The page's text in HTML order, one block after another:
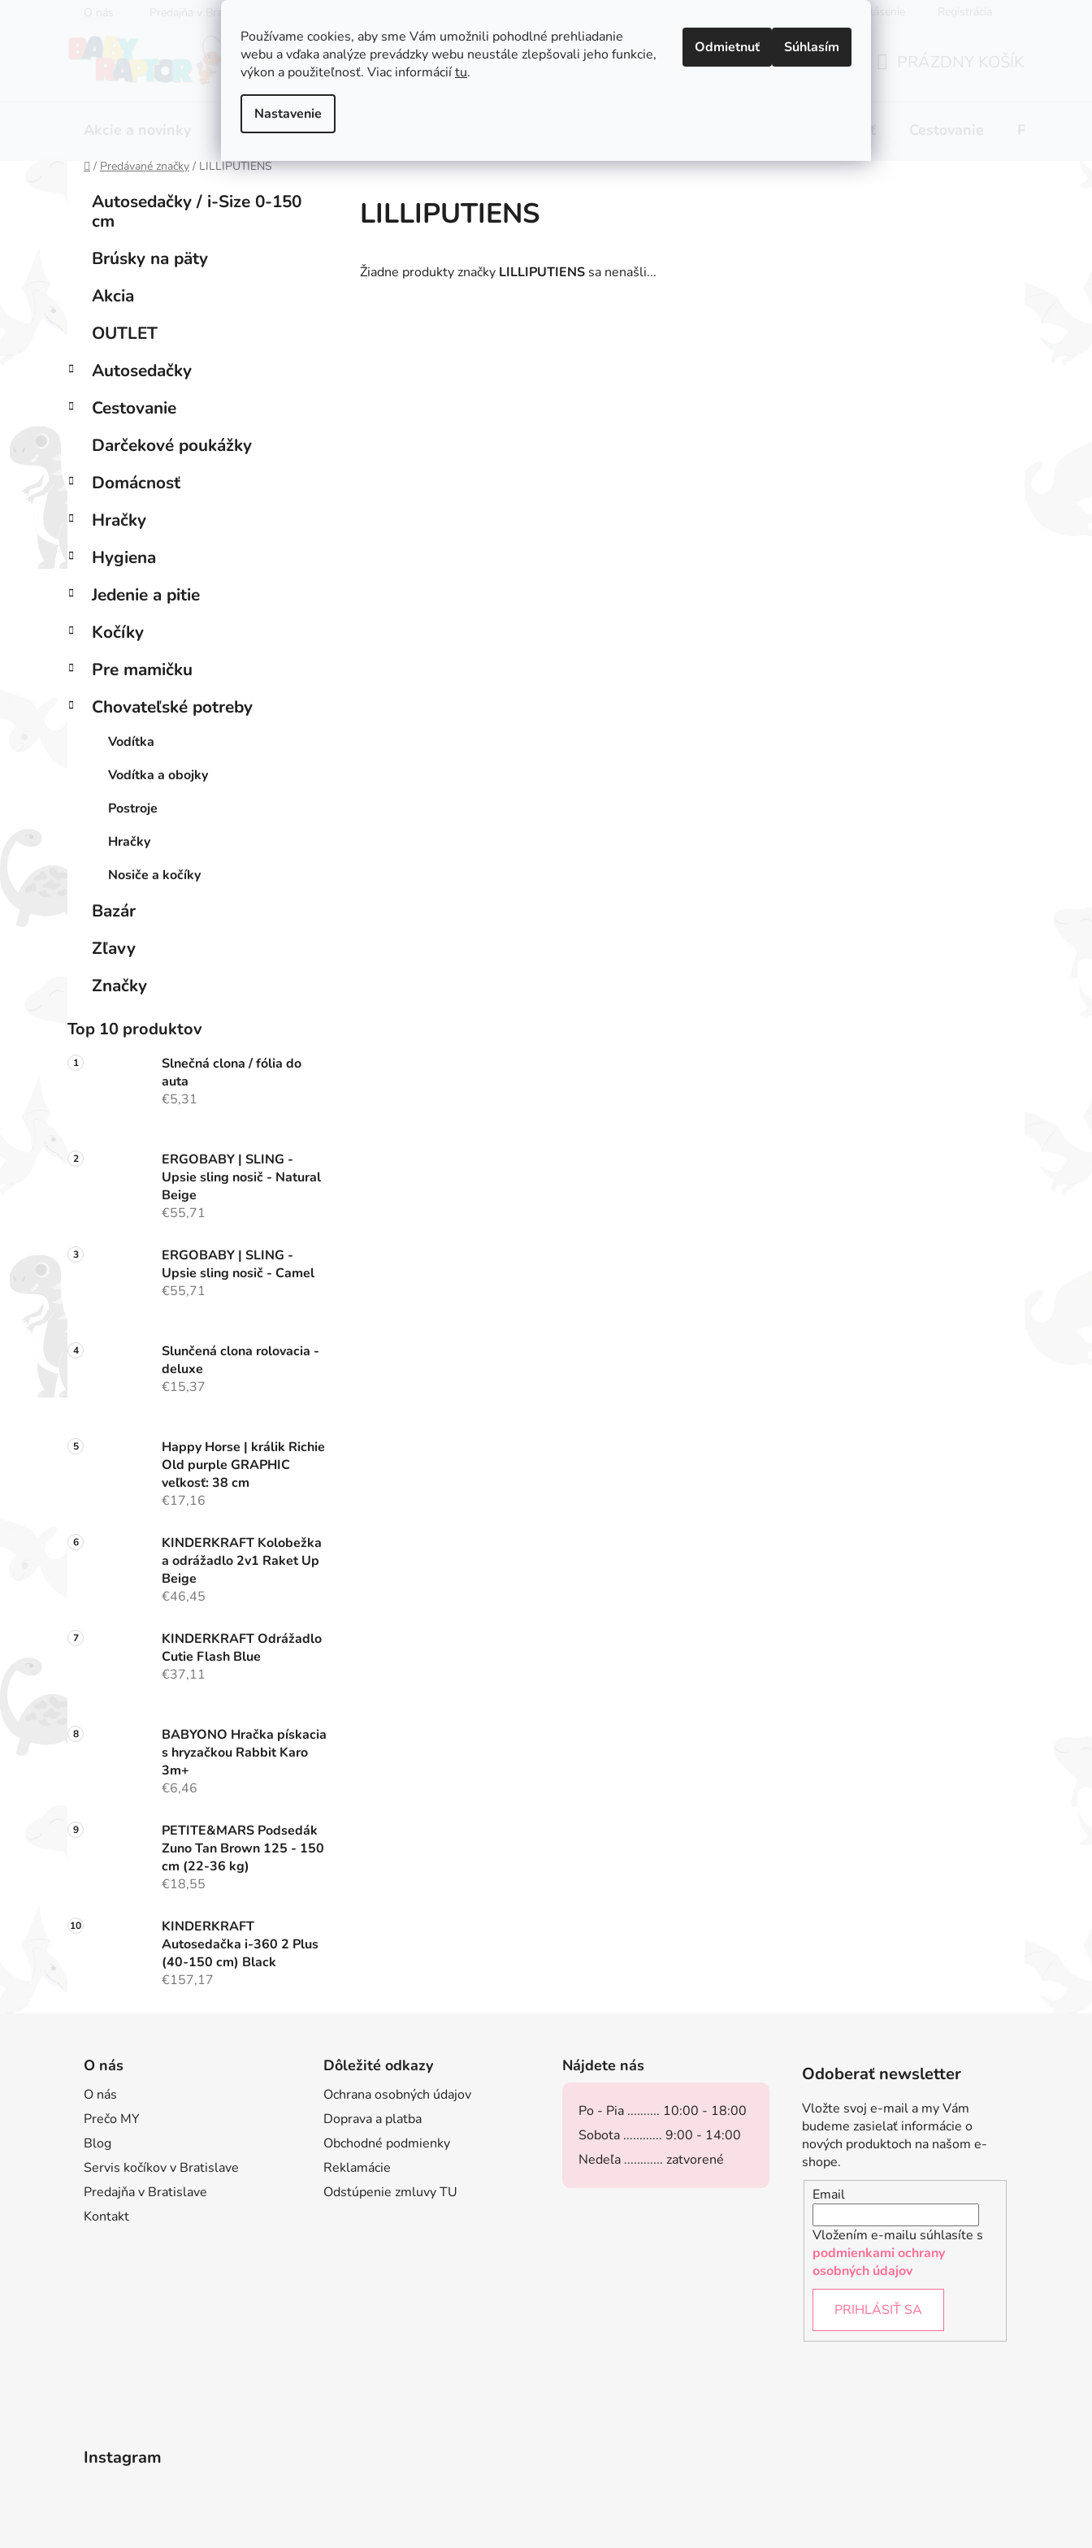
Používame cookies, aby sme Vám umožnili pohodlné prehliadanie
webu a vďaka analýze prevádzky webu neustále zlepšovali jeho funkcie,
výkon a použiteľnosť. Viac informáciítu.
Nastavenie
Odmietnuť Súhlasím
Predajňa v Bratislave Prihlásenie
Zľavy Kočíky
Domov
/ Predávané značky / LILLIPUTIENS
e
Preskočiť
kategórie
Autosedačky / i-Size 0-150
cm
Brúsky na päty
Akcia
OUTLET
Autosedačky
Cestovanie
Darčekové poukážky
Domácnosť
Hračky
Hygiena
Jedenie a pitie
Kočíky
Pre mamičku
Chovateľské potreby
Vodítka
Vodítka a obojky
Postroje
Hračky
Nosiče a kočíky
Bazár
Zľavy
Značky
Top 10 produktov
Slnečná clona / fólia do
auta
€5,31
ERGOBABY | SLING -
Upsie sling nosič - Natural
Beige
€55,71
ERGOBABY | SLING -
Upsie sling nosič - Camel
€55,71
Slunčená clona rolovacia -
deluxe
€15,37
Happy Horse | králik Richie
Old purple GRAPHIC
veľkosť: 38 cm
€17,16
KINDERKRAFT Kolobežka
a odrážadlo 2v1 Raket Up
Beige
€46,45
KINDERKRAFT Odrážadlo
Cutie Flash Blue
€37,11
BABYONO Hračka pískacia
s hryzačkou Rabbit Karo
3m+
€6,46
PETITE&MARS Podsedák
Zuno Tan Brown 125 - 150
cm (22-36 kg)
€18,55
KINDERKRAFT
Autosedačka i-360 2 Plus
(40-150 cm) Black
€157,17
LILLIPUTIENS
Žiadne produkty značky LILLIPUTIENS sa nenašli...
O nás
O nás
Prečo MY
Blog
Servis kočíkov v Bratislave
Predajňa v Bratislave
Kontakt
Dôležité odkazy
Ochrana osobných údajov
Doprava a platba
Obchodné podmienky
Reklamácie
Odstúpenie zmluvy TU
Nájdete nás
Po - Pia .......... 10:00 - 18:00
Sobota ............ 9:00 - 14:00
Nedeľa ............ zatvorené
Odoberať newsletter
Vložte svoj e-mail a my Vám
budeme zasielať informácie o
nových produktoch na našom e-
shope.
Email
Vložením e-mailu súhlasíte s
podmienkami ochrany
osobných údajov
PRIHLÁSIŤ SA
Instagram